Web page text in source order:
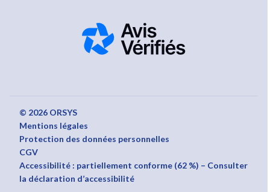
© 2026 ORSYS
Mentions légales
Protection des données personnelles
CGV
Accessibilité : partiellement conforme (62 %) – Consulter
la déclaration d’accessibilité